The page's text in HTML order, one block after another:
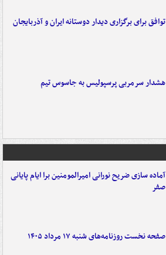
توافق برای برگزاری دیدار دوستانه ایران و آذربایجان
هشدار سرمربی پرسپولیس به جاسوس تیم
آماده سازی ضریح نورانی امیرالمومنین برا ایام پایانی
صفر
صفحه نخست روزنامه‌های شنبه ۱۷ مرداد ۱۴۰۵